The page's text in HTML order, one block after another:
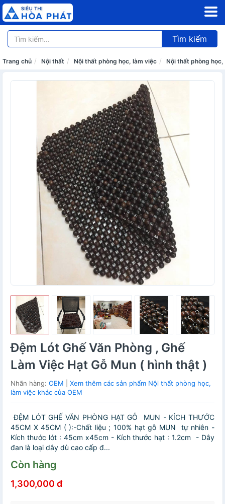
Tìm kiếm
Trang chủ Nội thất Nội thất phòng học, làm việc Nội thất phòng
Đệm Lót Ghế Văn Phòng , Ghế
Làm Việc Hạt Gỗ Mun ( hình thật )
Nhãn hàng: OEM
Xem thêm các sản phẩm Nội thất phòng học,
làm việc khác của OEM
ĐỆM LÓT GHẾ VĂN PHÒNG HẠT GỖ MUN - KÍCH THƯỚC
45CM X 45CM ( ):-Chất liệu ; 100% hạt gỗ MUN tự nhiên -
Kích thước lót : 45cm x45cm - Kích thước hạt : 1.2cm - Dây
đan là loại dây dù cao cấp đ...
Còn hàng
1,300,000 đ